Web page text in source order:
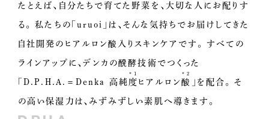
たとえば、自分たちで育てた野菜を、大切な人にお配りす
る。 私たちの「uruoi」は、そんな気持ちでお届けしてきた
自社開発のヒアルロン酸入りスキンケアです。 すべての
ラインアップに、デンカの醗酵技術でつくった
「D.P.H.A.＝Denka 高純度
＊1
ヒアルロン酸
＊2
」を配合。 そ
の高い保湿力は、みずみずしい素肌へ導きます。